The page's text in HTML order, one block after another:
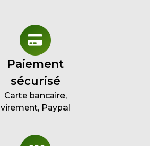
Paiement
sécurisé
Carte bancaire,
virement, Paypal